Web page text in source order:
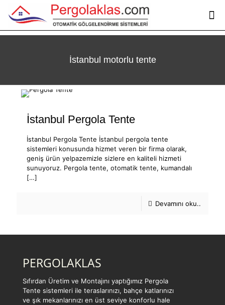
İstanbul motorlu tente
İstanbul Pergola Tente
İstanbul Pergola Tente İstanbul pergola tente
sistemleri konusunda hizmet veren bir firma olarak,
geniş ürün yelpazemizle sizlere en kaliteli hizmeti
sunuyoruz. Pergola tente, otomatik tente, kumandalı
[…]
Devamını oku..
PERGOLAKLAS
Sıfırdan Üretim ve Montajını yaptığımız Pergola
Tente sistemleri ile teraslarınızı, bahçe katlarınızı
ve şık mekanlarınızı en üst seviye konforlu hale